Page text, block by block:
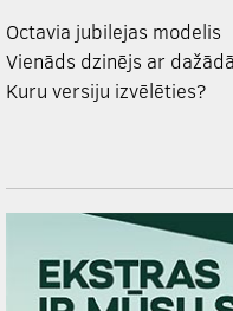
Octavia jubilejas modelis
Vienāds dzinējs ar
Kuru versiju izvēlēties?